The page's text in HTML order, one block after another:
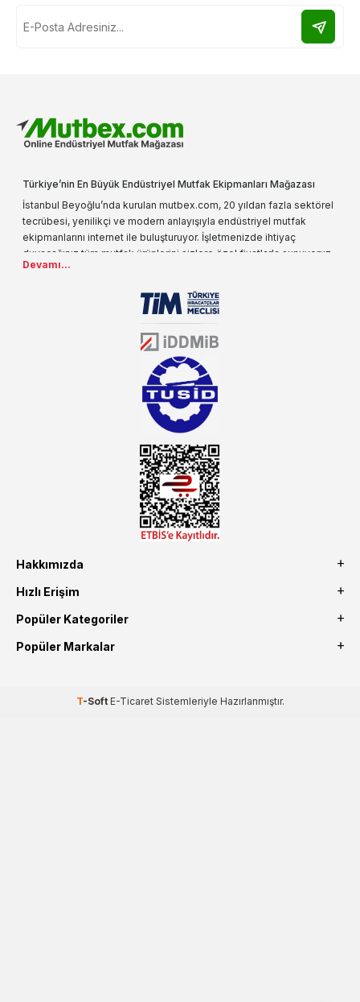
Türkiye’nin En Büyük Endüstriyel Mutfak Ekipmanları Mağazası
İstanbul Beyoğlu’nda kurulan mutbex.com, 20 yıldan fazla sektörel
tecrübesi, yenilikçi ve modern anlayışıyla endüstriyel mutfak
ekipmanlarını internet ile buluşturuyor. İşletmenizde ihtiyaç
duyacağınız tüm mutfak ürünlerini sizlere özel fiyatlarla sunuyoruz.
Endüstriyel mutfak malzemesi deyince akla gelen ilk adreslerden
sektörün farklı alanlarında da faliyet gösteren mutbex.com,
Öztiryakiler resmi bayisidir. Öztiryakiler ürünleri üzerinde büyük bir
donanıma sahip ekibi ile müşterilerine koşulsuz destek sunan
mutbex.com ile endüstriyel mutfak malzemeleri konusunda
alacağınız hizmet standartların her zaman üstünde olacaktır.
Devamı...
Hakkımızda
Hızlı Erişim
Popüler Kategoriler
Popüler Markalar
T-Soft E-TicaretSistemleriyle Hazırlanmıştır.